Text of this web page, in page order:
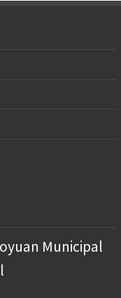
Municipal